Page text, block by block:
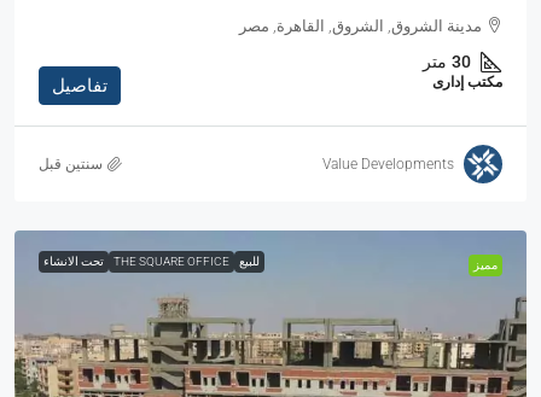
مدينة الشروق, الشروق, القاهرة, مصر
30 متر
مكتب إدارى تفاصيل
Value Developments ‏سنتين قبل
مميز للبيع THE SQUARE OFFICE تحت الانشاء